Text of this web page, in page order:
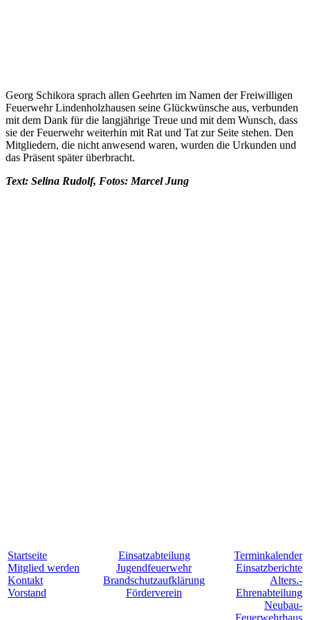
Georg Schikora sprach allen Geehrten im Namen der Freiwilligen
Feuerwehr Lindenholzhausen seine Glückwünsche aus, verbunden
mit dem Dank für die langjährige Treue und mit dem Wunsch, dass
sie der Feuerwehr weiterhin mit Rat und Tat zur Seite stehen. Den
Mitgliedern, die nicht anwesend waren, wurden die Urkunden und
das Präsent später überbracht.
Text: Selina Rudolf, Fotos: Marcel Jung
Startseite
Mitglied werden
Kontakt
Vorstand
Einsatzabteilung
Jugendfeuerwehr
Brandschutzaufklärung
Förderverein
Terminkalender
Einsatzberichte
Alters.-
Ehrenabteilung
Neubau-
Feuerwehrhaus